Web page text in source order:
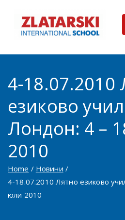
content
и
4-18.07.2010
езиково
Лондон: 4 –
2010
Home
Новини
4-18.07.2010 Лятно езиково
юли 2010